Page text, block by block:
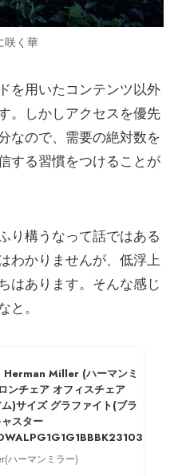
咲く華
を用いたコンテンツ以外
。しかしアクセスを優先
なので、需要の絶対数を
する習慣をつけることが
り構うなって話ではある
わかりませんが、低浮上
はあります。そんな感じ
。
Herman Miller (ハーマンミ
ンチェア オフィスチェア
)サイズ グラファイト(ブラ
スター
ハーマンミラー)